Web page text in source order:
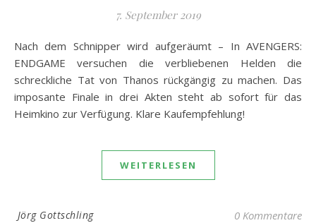
7. September 2019
Nach dem Schnipper wird aufgeräumt – In AVENGERS:
ENDGAME versuchen die verbliebenen Helden die
schreckliche Tat von Thanos rückgängig zu machen. Das
imposante Finale in drei Akten steht ab sofort für das
Heimkino zur Verfügung. Klare Kaufempfehlung!
WEITERLESEN
Jörg Gottschling 0 Kommentare